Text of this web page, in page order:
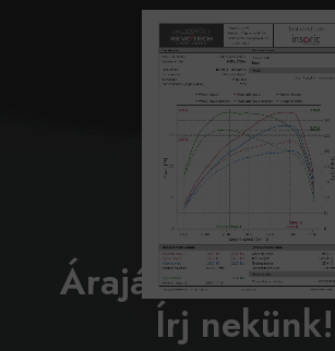
BELEVÁGNÁL?
Árajánlatot
Írj nekünk!